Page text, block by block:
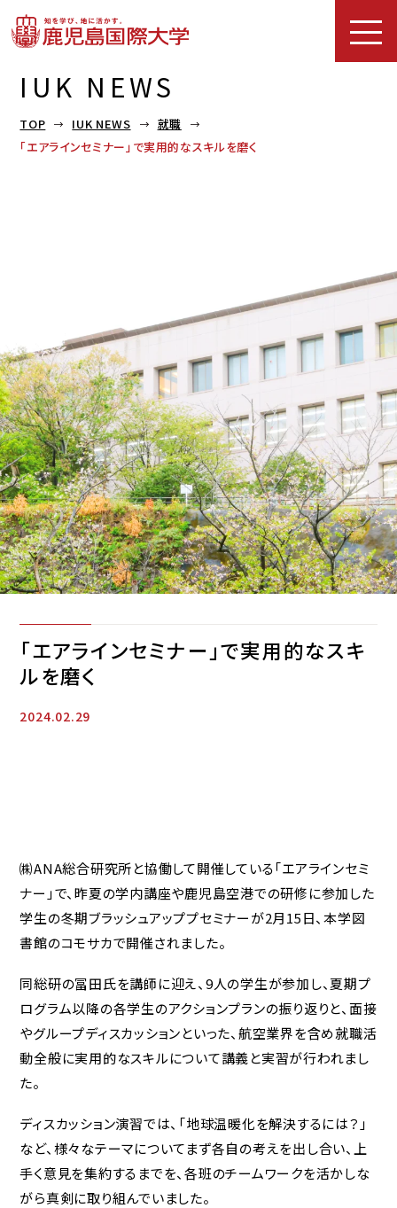
IUK NEWS
TOP IUK NEWS
就職
「エアラインセミナー」で実用的なスキルを磨く
「エアラインセミナー」で実用的なスキ
ルを磨く
2024.02.29
㈱ANA総合研究所と協働して開催している「エアラインセミ
ナー」で、昨夏の学内講座や鹿児島空港での研修に参加した
学生の冬期ブラッシュアッププセミナーが2月15日、本学図
書館のコモサカで開催されました。
同総研の冨田氏を講師に迎え、9人の学生が参加し、夏期プ
ログラム以降の各学生のアクションプランの振り返りと、面接
やグループディスカッションといった、航空業界を含め就職活
動全般に実用的なスキルについて講義と実習が行われまし
た。
ディスカッション演習では、「地球温暖化を解決するには？」
など、様々なテーマについてまず各自の考えを出し合い、上
手く意見を集約するまでを、各班のチームワークを活かしな
がら真剣に取り組んでいました。